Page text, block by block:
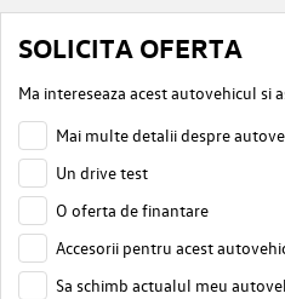
SOLICITA OFERTA
Ma intereseaza acest autovehicul si
Mai multe detalii despre
Un drive test
O oferta de finantare
Accesorii pentru acest
Sa schimb actualul meu